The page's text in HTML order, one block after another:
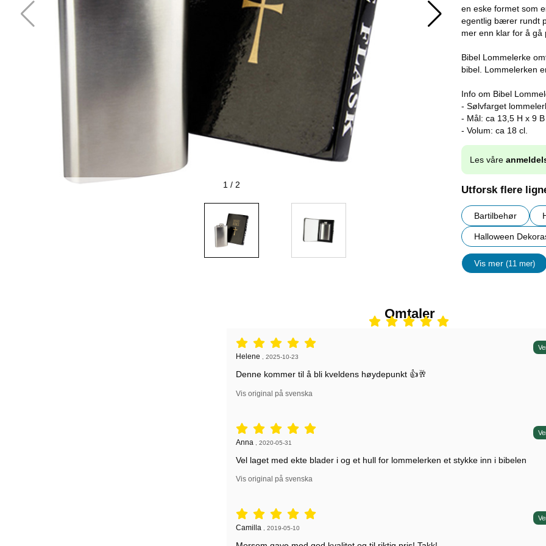
1 / 2
en eske formet som
egentlig bærer rundt
mer enn klar for å gå
Bibel Lommelerke
bibel. Lommelerken
Info om Bibel
- Sølvfarget
- Mål: ca 13,5 H x 9 B
- Volum: ca 18 cl.
Les våre
Utforsk flere
Bartilbehør
Halloween
Vis mer (11 mer)
Omtaler
Vurdering: 5 stjerne av 5,
Anmeldelse av:
Helene , 2025-10-23
Denne kommer til å bli kveldens høydepunkt 👍🥂
Vis original på svenska
Vurdering: 5 stjerne av 5,
Anmeldelse av:
Anna 2020-05-31
Vel laget med ekte blader i og et hull for lommelerken et stykke inn i bibelen
Vis original på svenska
Vurdering: 5 stjerne av 5,
Anmeldelse av:
Camilla 2019-05-10